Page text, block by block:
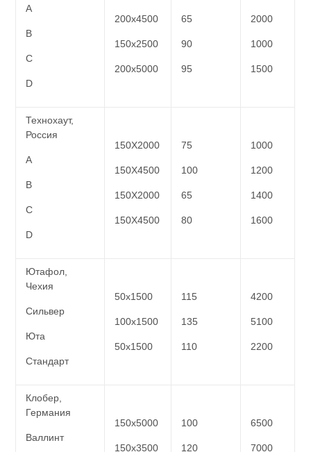
А
B
C
D
200х4500
150х2500
200х5000
65
90
95
2000
1000
1500
Технохаут,
Россия
A
B
C
D
150Х2000
150Х4500
150Х2000
150Х4500
75
100
65
80
1000
1200
1400
1600
Ютафол,
Чехия
Сильвер
Юта
Стандарт
50х1500
100х1500
50х1500
115
135
110
4200
5100
2200
Клобер,
Германия
Валлинт
150х5000
150х3500
100
120
6500
7000